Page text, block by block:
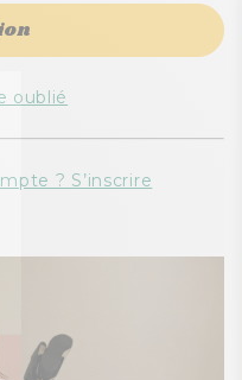
oublié
? S’inscrire